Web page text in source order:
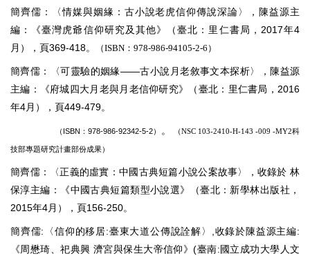
簡齊儒：〈情媒與姻緣：古小說老虎信仰傳說深論〉，陳益源主
編：《臺灣虎爺信仰研究及其他》（臺北：里仁書局，2017年4
月），頁369-418。
（ISBN：978-986-94105-2-6）
簡齊儒：〈可靈驗的姻緣——古小說月老敘事文本探析〉，陳益源
主編：《府城四大月老與月老信仰研究》（臺北：里仁書局，2016
年4月），頁449-479。
（ISBN：978-986-92342-5-2） 。 （NSC 103-2410-H-143 -009 -MY2科
技部專題研究計畫部份成果）
簡齊儒：〈正義的虛實：中國古典短篇小說公案故事〉，收錄於 林
保淳主編：《中國古典短篇類型小說選》（臺北：新學林出版社，
2015年4月），頁156-250。
簡齊儒:〈信仰的移居:臺東大道公傳說詮解〉,收錄於陳益源主編:
《周懋琦、祀典興 濟宮與保生大帝信仰》(臺南:國立成功大學人文